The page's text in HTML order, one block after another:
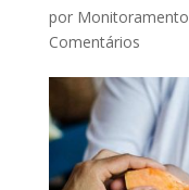
por Monitoramento
Comentários